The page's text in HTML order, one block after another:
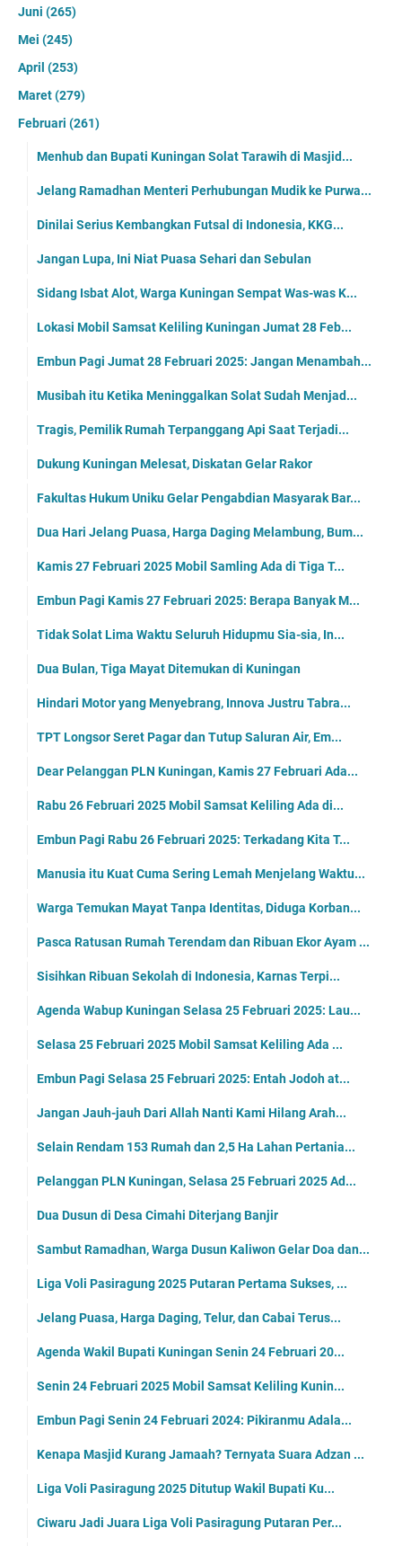
Juni (265)
Mei (245)
April (253)
Maret(279)
Februari (261)
Menhub dan Bupati Kuningan Solat Tarawih di Masjid...
Jelang Ramadhan Menteri Perhubungan Mudik ke Purwa...
Dinilai Serius Kembangkan Futsal di Indonesia, KKG...
Jangan Lupa, Ini Niat Puasa Sehari dan Sebulan
Sidang Isbat Alot, Warga Kuningan Sempat Was-was K...
Lokasi Mobil Samsat Keliling Kuningan Jumat 28 Feb...
Embun Pagi Jumat 28 Februari 2025: Jangan Menambah...
Musibah itu Ketika Meninggalkan Solat Sudah Menjad...
Tragis, Pemilik Rumah Terpanggang Api Saat Terjadi...
Dukung Kuningan Melesat, Diskatan Gelar Rakor
Fakultas Hukum Uniku Gelar Pengabdian Masyarak Bar...
Dua Hari Jelang Puasa, Harga Daging Melambung, Bum...
Kamis 27 Februari 2025 Mobil Samling Ada di Tiga T...
Embun Pagi Kamis 27 Februari 2025: Berapa Banyak M...
Tidak Solat Lima Waktu Seluruh Hidupmu Sia-sia, In...
Dua Bulan, Tiga Mayat Ditemukan di Kuningan
Hindari Motor yang Menyebrang, Innova Justru Tabra...
TPT Longsor Seret Pagar dan Tutup Saluran Air, Em...
Dear Pelanggan PLN Kuningan, Kamis 27 Februari Ada...
Rabu 26 Februari 2025 Mobil Samsat Keliling Ada di...
Embun Pagi Rabu 26 Februari 2025: Terkadang Kita T...
Manusia itu Kuat Cuma Sering Lemah Menjelang Waktu...
Warga Temukan Mayat Tanpa Identitas, Diduga Korban...
Pasca Ratusan Rumah Terendam dan Ribuan Ekor Ayam ...
Sisihkan Ribuan Sekolah di Indonesia, Karnas Terpi...
Agenda Wabup Kuningan Selasa 25 Februari 2025: Lau...
Selasa 25 Februari 2025 Mobil Samsat Keliling Ada ...
Embun Pagi Selasa 25 Februari 2025: Entah Jodoh at...
Jangan Jauh-jauh Dari Allah Nanti Kami Hilang Arah...
Selain Rendam 153 Rumah dan 2,5 Ha Lahan Pertania...
Pelanggan PLN Kuningan, Selasa 25 Februari 2025 Ad...
Dua Dusun di Desa Cimahi Diterjang Banjir
Sambut Ramadhan, Warga Dusun Kaliwon Gelar Doa dan...
Liga Voli Pasiragung 2025 Putaran Pertama Sukses, ...
Jelang Puasa, Harga Daging, Telur, dan Cabai Terus...
Agenda Wakil Bupati Kuningan Senin 24 Februari 20...
Senin 24 Februari 2025 Mobil Samsat Keliling Kunin...
Embun Pagi Senin 24 Februari 2024: Pikiranmu Adala...
Kenapa Masjid Kurang Jamaah? Ternyata Suara Adzan ...
Liga Voli Pasiragung 2025 Ditutup Wakil Bupati Ku...
Ciwaru Jadi Juara Liga Voli Pasiragung Putaran Per...